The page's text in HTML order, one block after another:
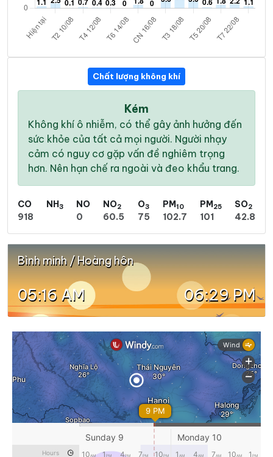
Chất lượng không khí
Kém
Không khí ô nhiễm, có thể gây ảnh hưởng đến
sức khỏe của tất cả mọi người. Người nhạy
cảm có nguy cơ gặp vấn đề nghiêm trọng
hơn. Nên hạn chế ra ngoài và đeo khẩu trang.
CO
918
NH3
NO
0
NO2
60.5
O3
75
PM10
102.7
PM25
101
SO2
42.8
Bình minh / Hoàng hôn
05:16 AM 06:29 PM